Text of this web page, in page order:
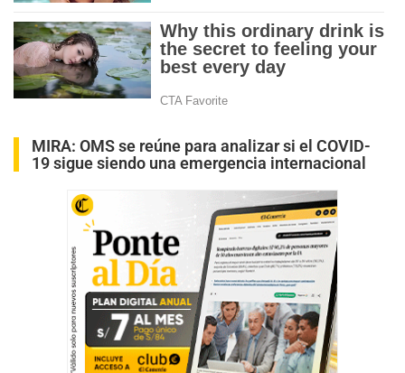
MIRA: OMS se reúne para analizar si el COVID-
19 sigue siendo una emergencia internacional